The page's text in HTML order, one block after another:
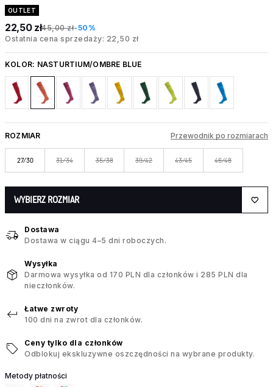
OUTLET
22,50 zł45,00 zł-50%
Ostatnia cena sprzedaży: 22,50 zł
KOLOR: NASTURTIUM/OMBRE BLUE
ROZMIAR Przewodnik po rozmiarach
27/30 31/34 35/38 39/42 43/45 46/48
WYBIERZ ROZMIAR
Dostawa
Dostawa w ciągu 4–5 dni roboczych.
Wysyłka
Darmowa wysyłka od 170 PLN dla członków i 285 PLN dla
nieczłonków.
Łatwe zwroty
100 dni na zwrot dla członków.
Ceny tylko dla członków
Odblokuj ekskluzywne oszczędności na wybrane produkty.
Metody płatności